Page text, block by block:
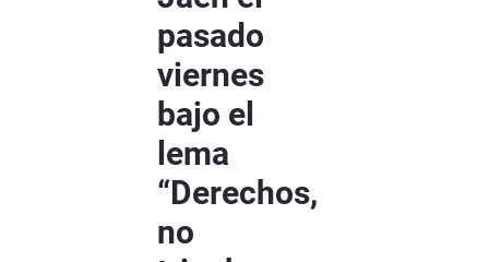
pasado
viernes
bajo el
lema
“Derechos,
no